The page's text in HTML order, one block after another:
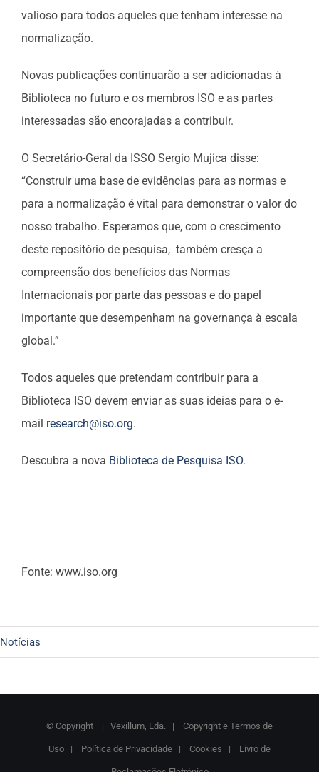
valioso para todos aqueles que tenham interesse na
normalização.
Novas publicações continuarão a ser adicionadas à
Biblioteca no futuro e os membros ISO e as partes
interessadas são encorajadas a contribuir.
O Secretário-Geral da ISSO Sergio Mujica disse:
“Construir uma base de evidências para as normas e
para a normalização é vital para demonstrar o valor do
nosso trabalho. Esperamos que, com o crescimento
deste repositório de pesquisa, também cresça a
compreensão dos benefícios das Normas
Internacionais por parte das pessoas e do papel
importante que desempenham na governança à escala
global.”
Todos aqueles que pretendam contribuir para a
Biblioteca ISO devem enviar as suas ideias para o e-
mail research@iso.org.
Descubra a nova Biblioteca de Pesquisa ISO.
Fonte: www.iso.org
Notícias
© Copyright | Vexillum, Lda. | Copyright e Termos de
Uso | Política de Privacidade | Cookies | Livro de